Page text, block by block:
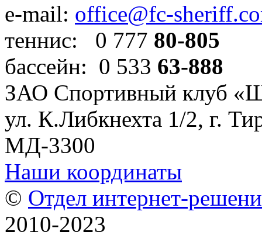
e-mail: office@fc-
теннис: 0 777 80-805
бассейн: 0 533 63-888
ЗАО Спортивный клуб
ул. К.Либкнехта 1/2, г.
МД-3300
Наши координаты
© Отдел интернет-
2010-2023